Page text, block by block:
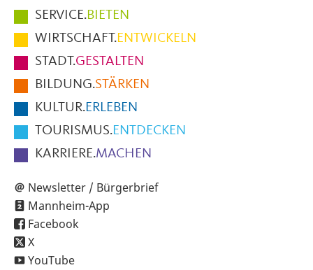
Hauptmenüpunkte
im
Fußbereich
der
Seite
SERVICE.BIETEN
WIRTSCHAFT.ENTWICKELN
STADT.GESTALTEN
BILDUNG.STÄRKEN
KULTUR.ERLEBEN
TOURISMUS.ENTDECKEN
KARRIERE.MACHEN
Newsletter / Bürgerbrief
Mannheim-App
Facebook
X
YouTube